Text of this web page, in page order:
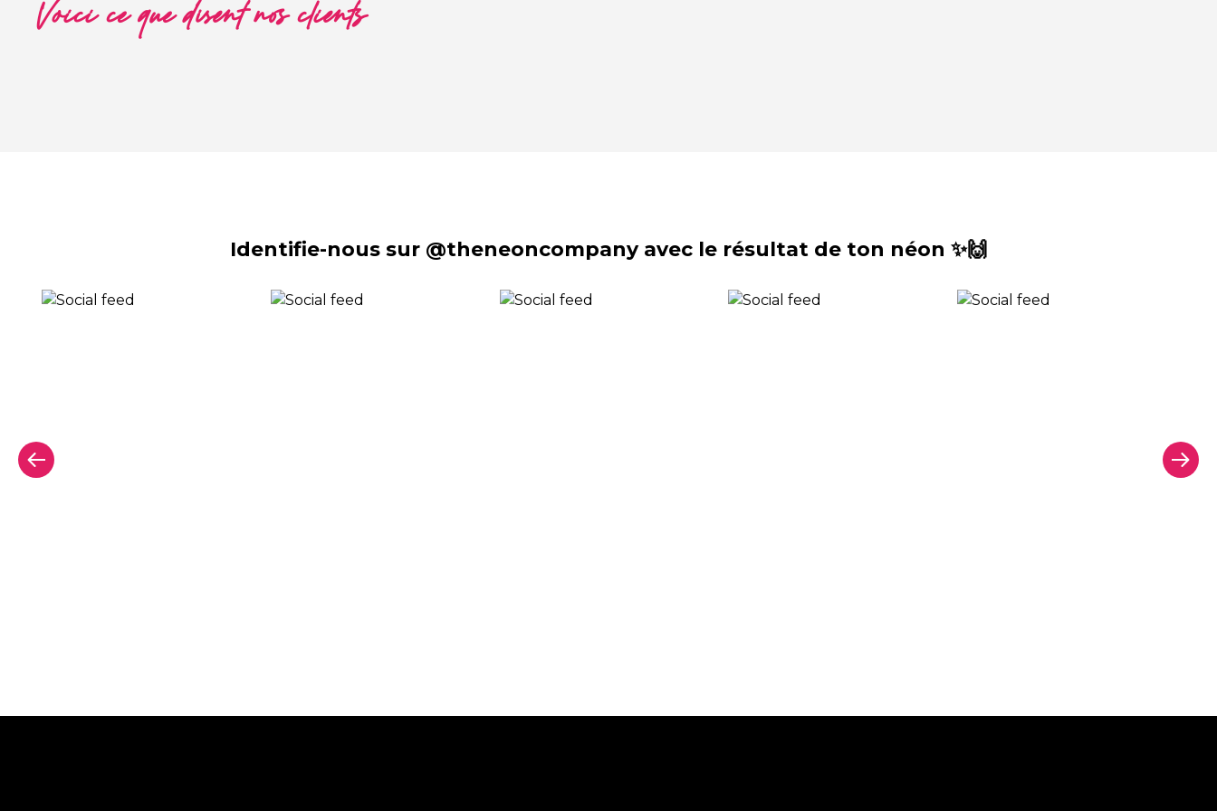
Voici ce que disent nos clients
Identifie-nous sur @theneoncompany avec le résultat de ton néon ✨🙌